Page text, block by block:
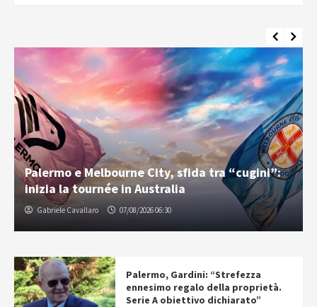
Palermo e Melbourne City, sfida tra “cugini”:
inizia la tournée in Australia
Gabriele Cavallaro 07/08/2026 06:30
Palermo, Gardini: “Strefezza
ennesimo regalo della proprietà.
Serie A obiettivo dichiarato”